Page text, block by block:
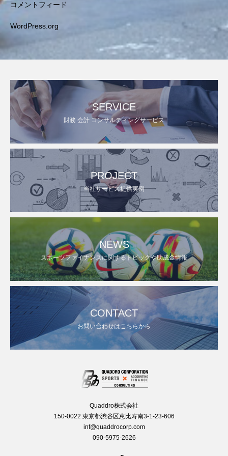
コメントフィード
WordPress.org
SERVICE
財務 会計 コンサルティングサービス
PROJECT
当社サービス提供実例
NEWS
スポーツファイナンスに関するトピックや助成金情報
CONTACT
お問い合わせはこちらから
Quaddro株式会社
150-0022 東京都渋谷区恵比寿南3-1-23-606
inf@quaddrocorp.com
090-5975-2626